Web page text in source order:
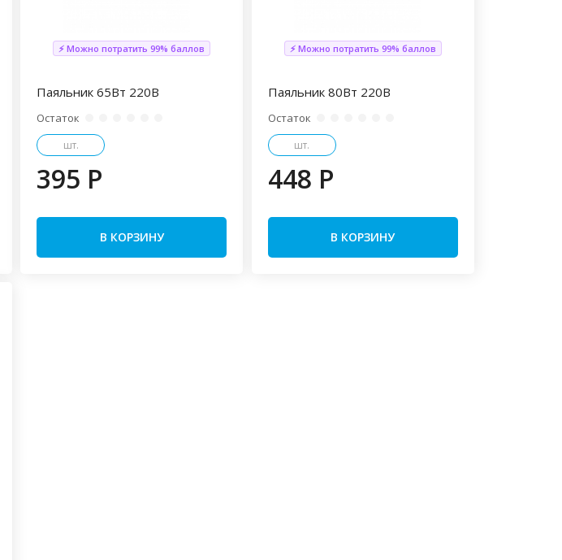
⚡ Можно потратить 99% баллов
Паяльник 65Вт 220В
Остаток
шт.
395 P
В КОРЗИНУ
⚡ Можно потратить 99% баллов
Паяльник 80Вт 220В
Остаток
шт.
448 P
В КОРЗИНУ